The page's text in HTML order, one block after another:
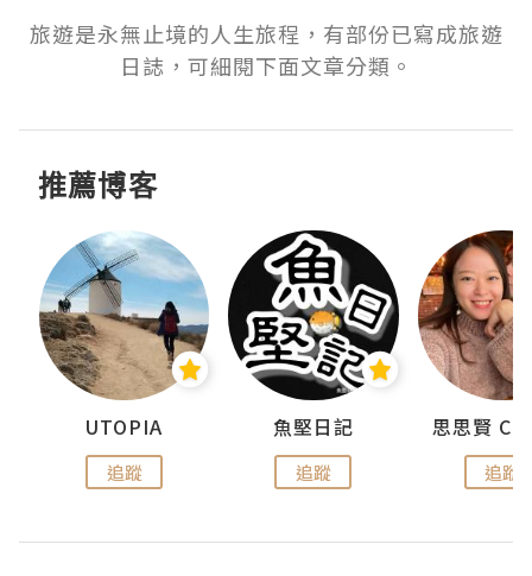
旅遊是永無止境的人生旅程，有部份已寫成旅遊
日誌，可細閱下面文章分類。
推薦博客
UTOPIA
追蹤
魚堅日記
追蹤 追蹤